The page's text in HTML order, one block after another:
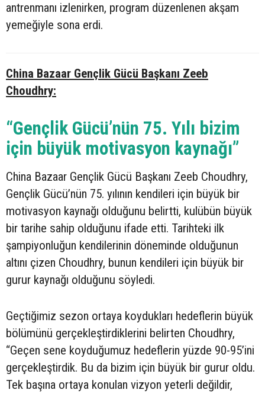
antrenmanı izlenirken, program düzenlenen akşam
yemeğiyle sona erdi.
China Bazaar Gençlik Gücü Başkanı Zeeb
Choudhry:
“Gençlik Gücü’nün 75. Yılı bizim
için büyük motivasyon kaynağı”
China Bazaar Gençlik Gücü Başkanı Zeeb Choudhry,
Gençlik Gücü’nün 75. yılının kendileri için büyük bir
motivasyon kaynağı olduğunu belirtti, kulübün büyük
bir tarihe sahip olduğunu ifade etti. Tarihteki ilk
şampiyonluğun kendilerinin döneminde olduğunun
altını çizen Choudhry, bunun kendileri için büyük bir
gurur kaynağı olduğunu söyledi.
Geçtiğimiz sezon ortaya koydukları hedeflerin büyük
bölümünü gerçekleştirdiklerini belirten Choudhry,
“Geçen sene koyduğumuz hedeflerin yüzde 90-95’ini
gerçekleştirdik. Bu da bizim için büyük bir gurur oldu.
Tek başına ortaya konulan vizyon yeterli değildir,